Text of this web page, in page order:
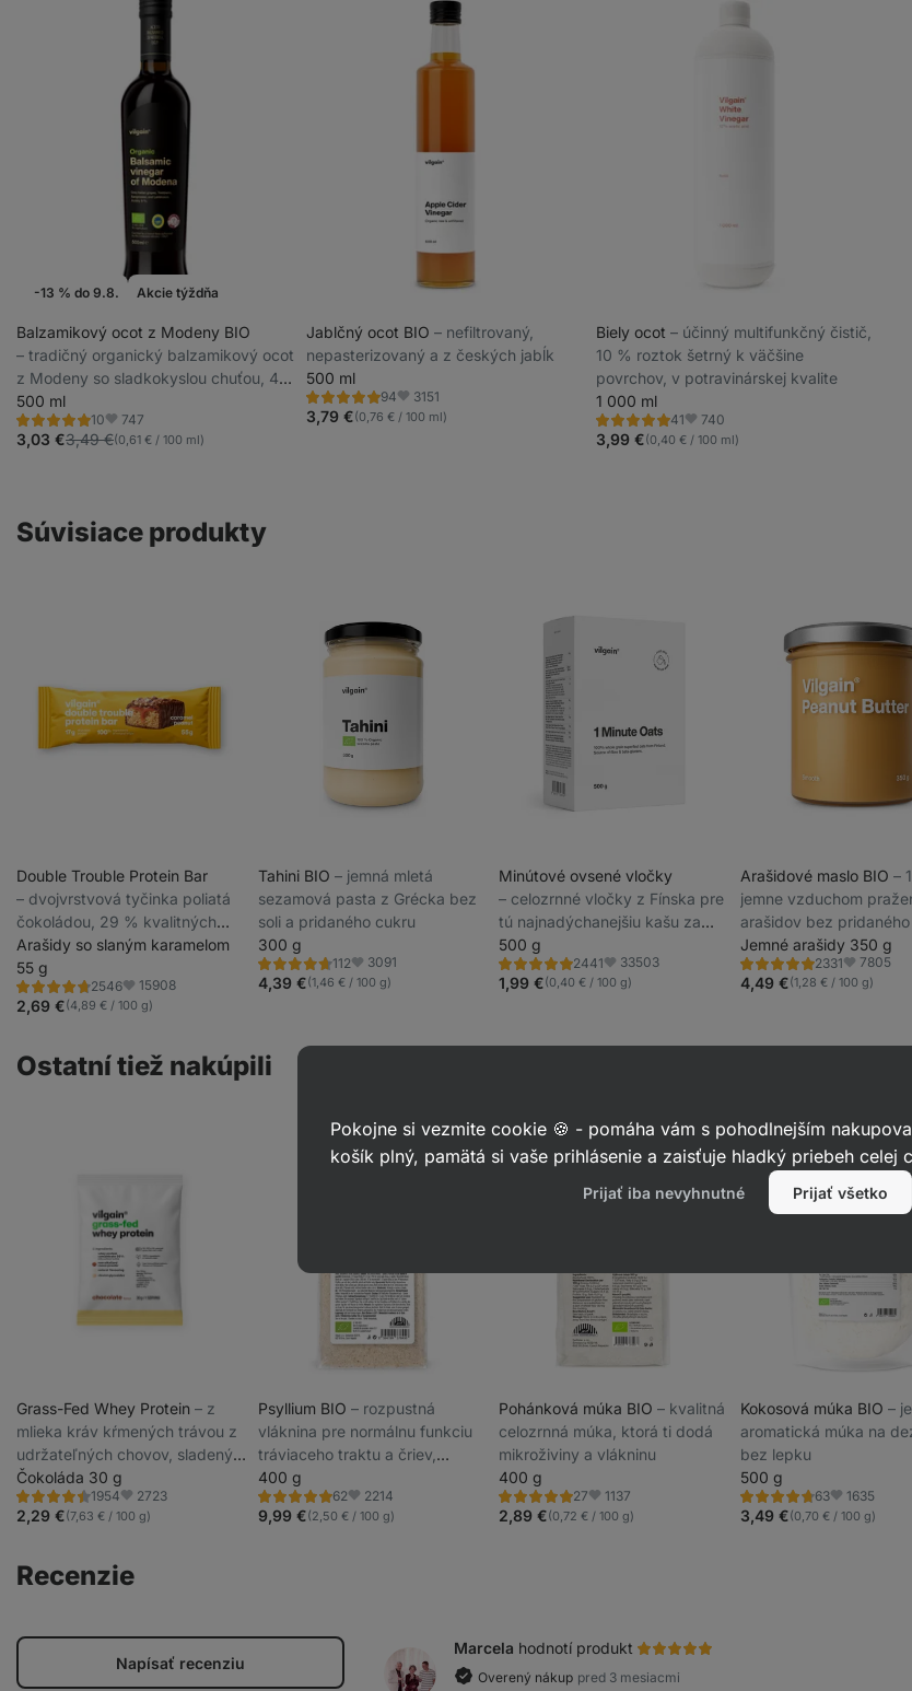
-13 % do 9.8. Akcie týždňa
Balzamikový ocot z Modeny BIO
⁠–⁠ tradičný organický balzamikový ocot
z Modeny so sladkokyslou chuťou, 40
% obsah hroznového muštu z
talianskeho hrozna
500 ml
10
Hodnotenie
5.0/5,
10
Obľúbené
747
3,03 €3,49 €(0,61 € / 100 ml)
Jablčný ocot BIO ⁠–⁠ nefiltrovaný,
nepasterizovaný a z českých jabĺk
500 ml
94
Hodnotenie
4.9/5,
94
Obľúbené
3151
3,79 €(0,76 € / 100 ml)
Biely ocot ⁠–⁠ účinný multifunkčný čistič,
10 % roztok šetrný k väčšine
povrchov, v potravinárskej kvalite
1 000 ml
41
Hodnotenie
4.9/5,
41
Obľúbené
740
3,99 €(0,40 € / 100 ml)
Súvisiace produkty
Double Trouble Protein Bar
⁠–⁠ dvojvrstvová tyčinka poliatá
čokoládou, 29 % kvalitných
bielkovín, bez konzervantov a
farbív
Arašidy so slaným karamelom
55 g
2546
Hodnotenie
4.7/5,
2546
Obľúbené
15908
2,69 €(4,89 € / 100 g)
Tahini BIO ⁠–⁠ jemná mletá
sezamová pasta z Grécka bez
soli a pridaného cukru
300 g
112
Hodnotenie
4.8/5,
112
Obľúbené
3091
4,39 €(1,46 € / 100 g)
Minútové ovsené vločky
⁠–⁠ celozrnné vločky z Fínska pre
tú najnadýchanejšiu kašu za
minútu
500 g
2441
Hodnotenie
4.9/5,
2441
Obľúbené
33503
1,99 €(0,40 € / 100 g)
Arašidové maslo BIO ⁠–⁠
jemne vzduchom
arašidov bez
tuku a soli
Jemné arašidy 350 g
2331
Hodnotenie
4.8/5,
2331
Obľúbené
7805
4,49 €(1,28 € / 100 g)
Ostatní tiež nakúpili
Grass-Fed Whey Protein ⁠–⁠ z
mlieka kráv kŕmených trávou z
udržateľných chovov, sladený
stéviou, ultrafiltrovaný pri
nízkych teplotách
Čokoláda 30 g
1954
Hodnotenie
4.4/5,
1954
Obľúbené
2723
2,29 €(7,63 € / 100 g)
Psyllium BIO ⁠–⁠ rozpustná
vláknina pre normálnu funkciu
tráviaceho traktu a čriev,
výživový doplnok
400 g
62
Hodnotenie
4.9/5,
62
Obľúbené
2214
9,99 €(2,50 € / 100 g)
Pohánková múka BIO⁠–⁠ kvalitná
celozrnná múka, ktorá ti dodá
mikroživiny a vlákninu
400 g
27
Hodnotenie
5.0/5,
27
Obľúbené
1137
2,89 €(0,72 € / 100 g)
Kokosová múka BIO ⁠–⁠
aromatická múka na
bez lepku
500 g
63
Hodnotenie
4.8/5,
63
Obľúbené
1635
3,49 €(0,70 € / 100 g)
Recenzie
Napísať recenziu
Marcela hodnotí produkt
Overený nákup pred 3 mesiacmi
Pokojne si vezmite cookie 🍪 - pomáha vám s pohodlnejším
košík plný, pamätá si vaše prihlásenie a zaisťuje hladký priebeh celej
Prijať iba nevyhnutné Prijať všetko